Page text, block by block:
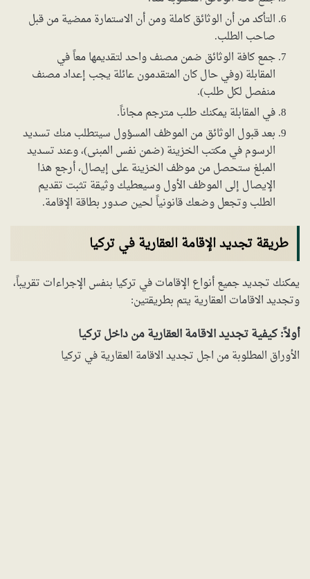
التأكد من أن الوثائق كاملة ومن أن الاستمارة ممضية من قبل
صاحب الطلب.
جمع كافة الوثائق ضمن مصنف واحد لتقديمها معاً في
المقابلة (وفي حال كان المتقدمون عائلة يجب إعداد مصنف
منفصل لكل طلب).
في المقابلة يمكنك طلب مترجم مجاناً.
بعد قبول الوثائق من الموظف المسؤول سيتطلب منك تسديد
الرسوم في مكتب الخزينة (ضمن نفس المبنى)، وعند تسديد
المبلغ ستحصل من موظف الخزينة على إيصال، أرجع هذا
الإيصال إلى الموظف الأول وسيعطيك وثيقة تثبت تقديم
الطلب وتجعل وضعك قانونياً لحين صدور بطاقة الإقامة.
طريقة تجديد الإقامة العقارية في تركيا
يمكنك تجديد جميع أنواع الإقامات في تركيا بنفس الإجراءات تقريباً،
وتجديد الاقامات العقارية يتم بطريقتين:
أولاً: كيفية تجديد الاقامة العقارية من داخل تركيا
الأوراق المطلوبة من اجل تجديد الاقامة العقارية في تركيا